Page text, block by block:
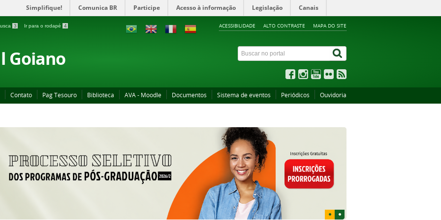
Simplifique! Comunica BR Participe Acesso à informação Legislação Canais
3 Ir para o rodapé 4 ACESSIBILIDADE ALTO CONTRASTE MAPA DO SITE
Goiano
Contato Pag Tesouro Biblioteca AVA - Moodle Documentos Sistema de eventos Periódicos Ouvidoria